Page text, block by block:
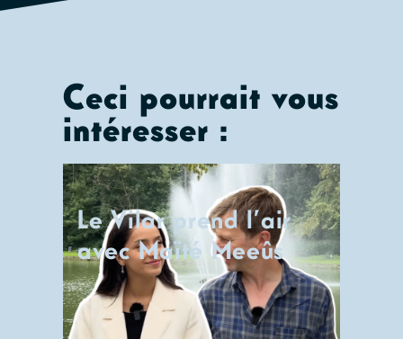
Ceci pourrait vous
intéresser :
Le Vilar prend l’air
avec Maïté Meeûs